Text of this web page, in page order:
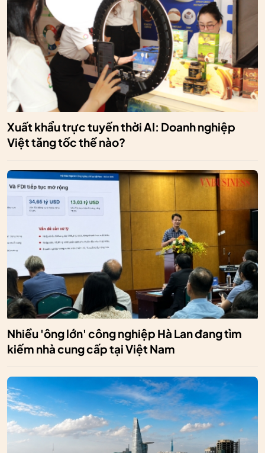
Xuất khẩu trực tuyến thời AI: Doanh nghiệp
Việt tăng tốc thế nào?
Nhiều 'ông lớn' công nghiệp Hà Lan đang tìm
kiếm nhà cung cấp tại Việt Nam